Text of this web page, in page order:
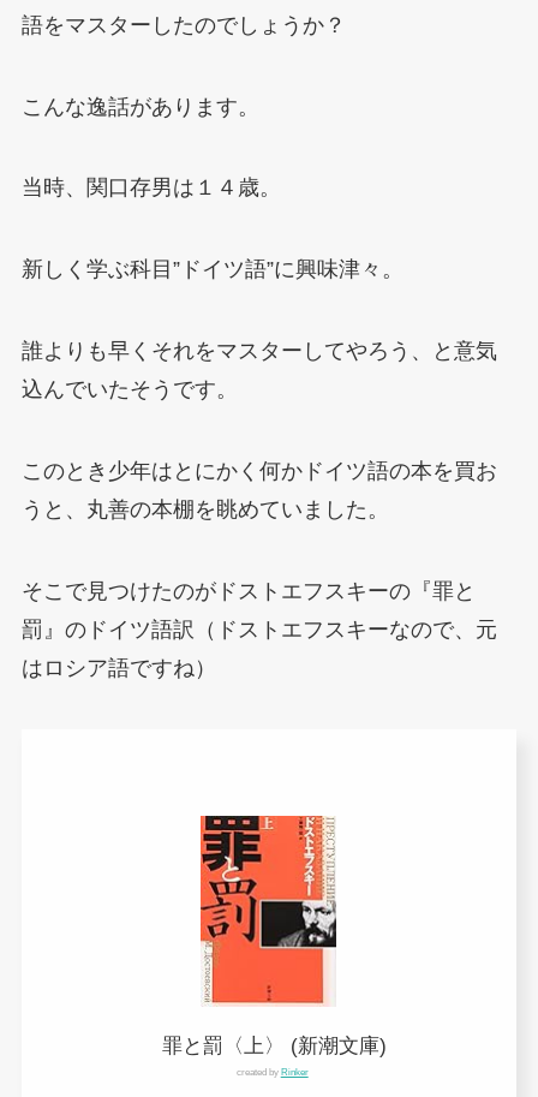
語をマスターしたのでしょうか？
こんな逸話があります。
当時、関口存男は１４歳。
新しく学ぶ科目”ドイツ語”に興味津々。
誰よりも早くそれをマスターしてやろう、と意気
込んでいたそうです。
このとき少年はとにかく何かドイツ語の本を買お
うと、丸善の本棚を眺めていました。
そこで見つけたのがドストエフスキーの『罪と
罰』のドイツ語訳（ドストエフスキーなので、元
はロシア語ですね）
罪と罰〈上〉 (新潮文庫)
created by Rinker